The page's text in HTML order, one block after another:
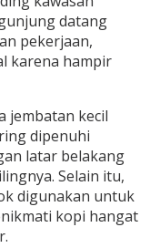
datang
pekerjaan,
karena hampir
jembatan kecil
dipenuhi
latar belakang
Selain itu,
digunakan untuk
kopi hangat